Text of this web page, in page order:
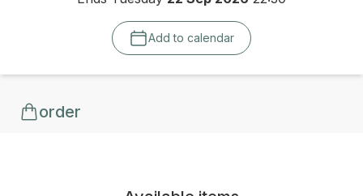
Add to calendar
order